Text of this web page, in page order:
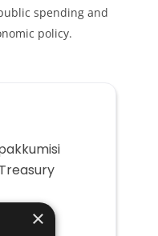
spending and
policy.
×